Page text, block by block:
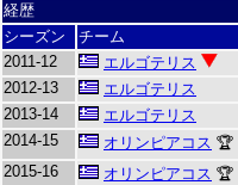
経歴
シーズン
チーム
2011-12
エルゴテリス
2012-13
エルゴテリス
2013-14
エルゴテリス
2014-15
オリンピアコス 🏆
2015-16
オリンピアコス 🏆